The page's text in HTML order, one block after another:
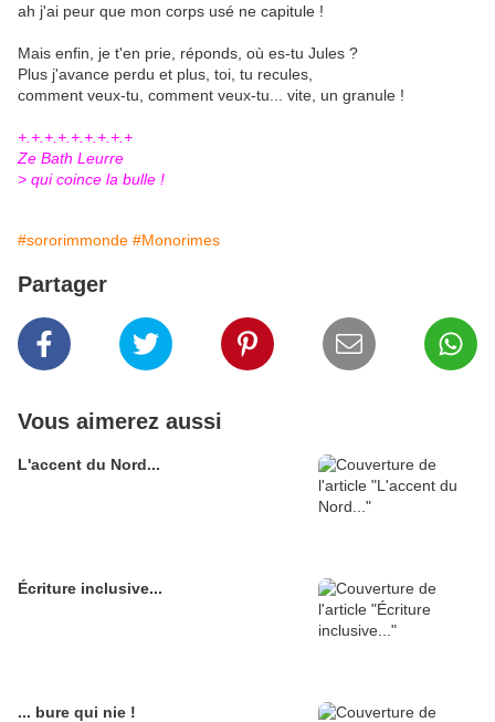
ah j'ai peur que mon corps usé ne capitule !
Mais enfin, je t'en prie, réponds, où es-tu Jules ?
Plus j'avance perdu et plus, toi, tu recules,
comment veux-tu, comment veux-tu... vite, un granule !
+.+.+.+.+.+.+.+.+
Ze Bath Leurre
> qui coince la bulle !
#sororimmonde #Monorimes
Partager
Vous aimerez aussi
L'accent du Nord...
Écriture inclusive...
... bure qui nie !